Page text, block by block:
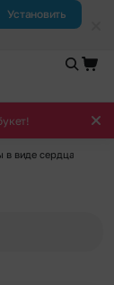
Установить
в виде сердца